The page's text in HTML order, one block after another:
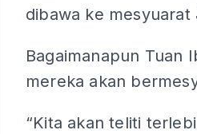
dibawa ke mesyuarat
Bagaimanapun Tuan
mereka akan
“Kita akan teliti